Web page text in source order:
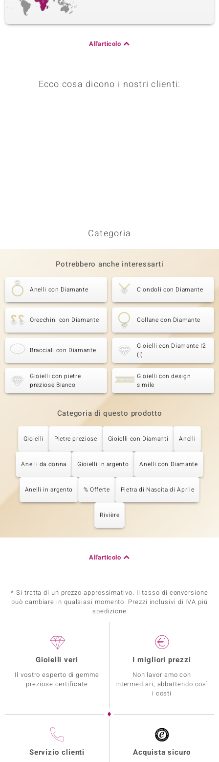
All'articolo
Ecco cosa dicono i nostri clienti:
Categoria
Potrebbero anche interessarti
Anelli con Diamante Ciondoli con Diamante
Orecchini con Diamante Collane con Diamante
Bracciali con Diamante
Gioielli con Diamante I2
(I)
Gioielli con pietre
preziose Bianco
Gioielli con design
simile
Categoria di questo prodotto
Gioielli Pietre preziose Gioielli con Diamanti Anelli
Anelli da donna Gioielli in argento Anelli con Diamante
Anelli in argento % Offerte Pietra di Nascita di Aprile
Rivière
All'articolo
* Si tratta di un prezzo approssimativo. Il tasso di conversione
può cambiare in qualsiasi momento. Prezzi inclusivi di IVA piú
spedizione
Gioielli veri
Il vostro esperto di gemme
preziose certificate
I migliori prezzi
Non lavoriamo con
intermediari, abbattendo così
i costi
Servizio clienti Acquista sicuro